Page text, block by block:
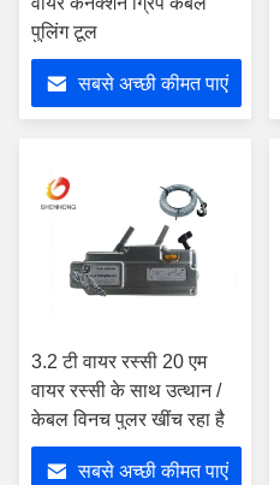
पुलिंग टूल
सबसे अच्छी कीमत पाएं
3.2 टी वायर रस्सी 20 एम
वायर रस्सी के साथ उत्थान /
केबल विनच पुलर खींच रहा है
सबसे अच्छी कीमत पाएं